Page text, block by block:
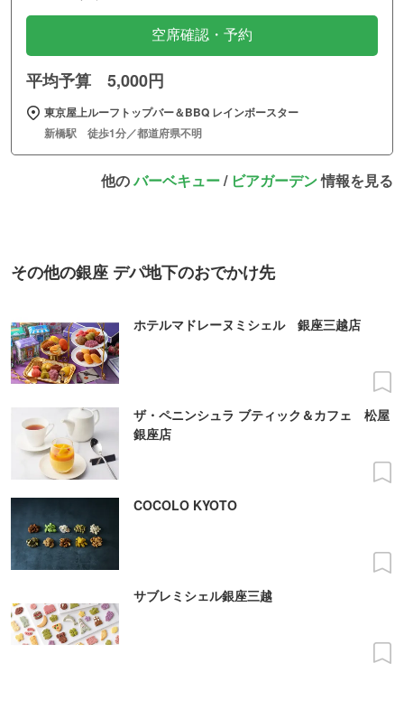
空席確認・予約
平均予算 5,000円
東京屋上ルーフトップバー＆BBQ レインボースター
新橋駅 徒歩1分／都道府県不明
他のバーベキュー/ ビアガーデン情報を見る
その他の銀座 デパ地下のおでかけ先
ホテルマドレーヌミシェル 銀座三越店
ザ・ペニンシュラ ブティック＆カフェ 松屋
銀座店
COCOLO KYOTO
サブレミシェル銀座三越